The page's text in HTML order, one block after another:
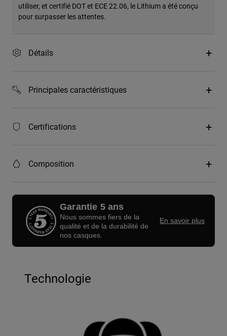
utiliser, et certifié DOT et ECE 22.06, le Lithium a été conçu
pour surpasser les attentes.
Détails
Principales caractéristiques
Certifications
Composition
Garantie 5 ans
Nous sommes fiers de la
qualité et de la durabilité de
nos casques.
En savoir plus
Technologie